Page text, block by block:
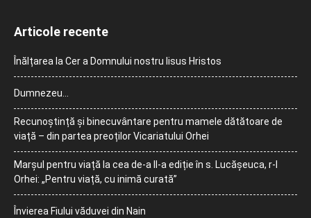
Articole recente
Înălțarea la Cer a Domnului nostru Iisus Hristos
Dumnezeu…
Recunoștință și binecuvântare pentru mamele dătătoare de
viață – din partea preoților Vicariatului Orhei
Marșul pentru viață la cea de-a II-a ediție în s. Lucășeuca, r-l
Orhei: „Pentru viață, cu inimă curată”
Învierea Fiului văduvei din Nain